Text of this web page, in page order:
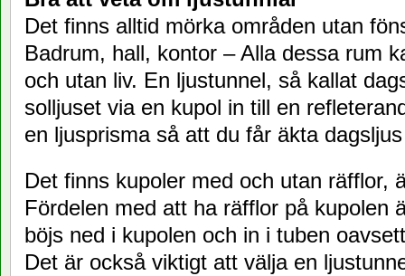
Det finns alltid mörka områden utan
Badrum, hall, kontor – Alla dessa rum
och utan liv. En ljustunnel, så kallat
solljuset via en kupol in till en
en ljusprisma så att du får äkta
Det finns kupoler med och utan räfflor,
Fördelen med att ha räfflor på kupolen
böjs ned i kupolen och in i tuben
Det är också viktigt att välja en